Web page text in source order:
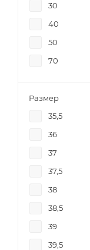
30
40
50
70
Размер
35,5
36
37
37,5
38
38,5
39
39,5